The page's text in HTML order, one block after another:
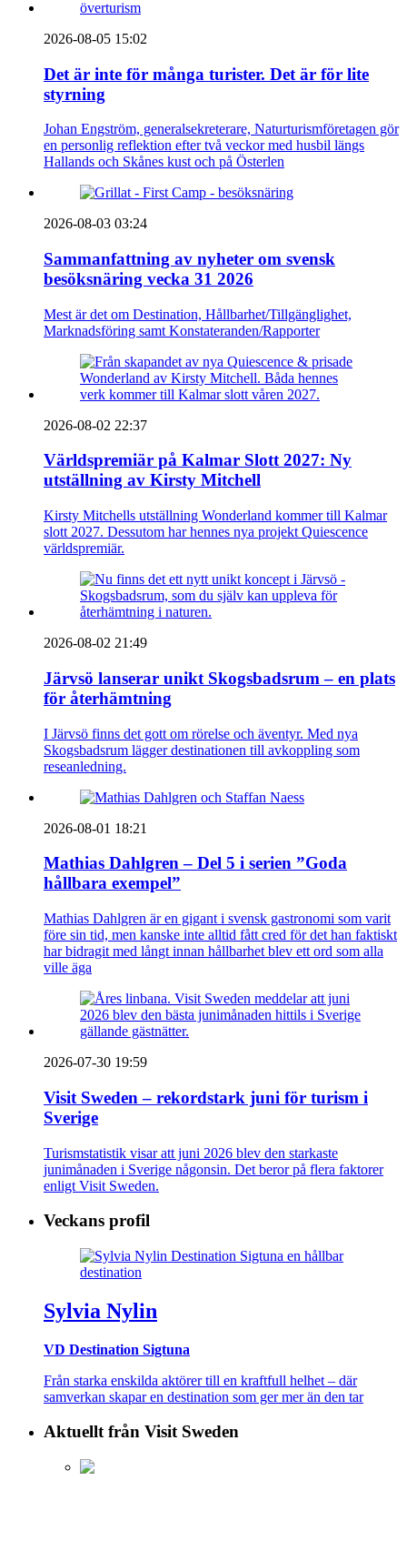
2026-08-05 15:02
Det är inte för många turister. Det är för lite
styrning
Johan Engström, generalsekreterare, Naturturismföretagen gör
en personlig reflektion efter två veckor med husbil längs
Hallands och Skånes kust och på Österlen
2026-08-03 03:24
Sammanfattning av nyheter om svensk
besöksnäring vecka 31 2026
Mest är det om Destination, Hållbarhet/Tillgänglighet,
Marknadsföring samt Konstateranden/Rapporter
2026-08-02 22:37
Världspremiär på Kalmar Slott 2027: Ny
utställning av Kirsty Mitchell
Kirsty Mitchells utställning Wonderland kommer till Kalmar
slott 2027. Dessutom har hennes nya projekt Quiescence
världspremiär.
2026-08-02 21:49
Järvsö lanserar unikt Skogsbadsrum – en plats
för återhämtning
I Järvsö finns det gott om rörelse och äventyr. Med nya
Skogsbadsrum lägger destinationen till avkoppling som
reseanledning.
2026-08-01 18:21
Mathias Dahlgren – Del 5 i serien ”Goda
hållbara exempel”
Mathias Dahlgren är en gigant i svensk gastronomi som varit
före sin tid, men kanske inte alltid fått cred för det han faktiskt
har bidragit med långt innan hållbarhet blev ett ord som alla
ville äga
2026-07-30 19:59
Visit Sweden – rekordstark juni för turism i
Sverige
Turismstatistik visar att juni 2026 blev den starkaste
junimånaden i Sverige någonsin. Det beror på flera faktorer
enligt Visit Sweden.
Veckans profil
Sylvia Nylin
VD Destination Sigtuna
Från starka enskilda aktörer till en kraftfull helhet – där
samverkan skapar en destination som ger mer än den tar
Aktuellt från Visit Sweden